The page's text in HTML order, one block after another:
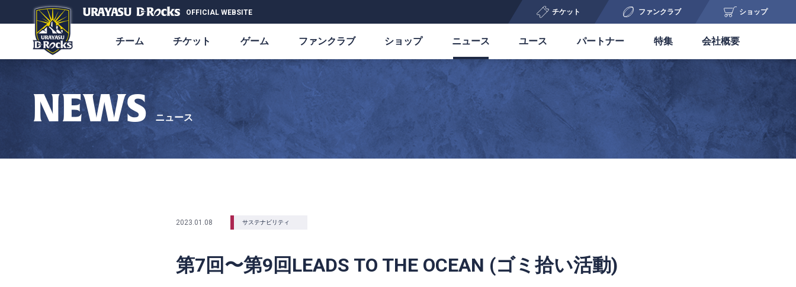
OFFICIAL WEBSITE チケット ファンクラブ ショップ
チーム チケット ゲーム ファンクラブ ショップ ニュース ユース パートナー 特集 会社概要
NEWS ニュース
2023.01.08 サステナビリティ
第7回〜第9回LEADS TO THE OCEAN (ゴミ拾い活動)